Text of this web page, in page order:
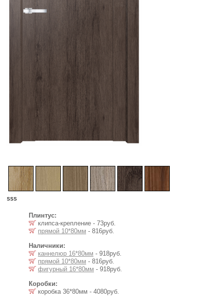
sss
Плинтус:
клипса-крепление - 73руб.
прямой 10*80мм - 816руб.
Наличники:
каннелюр 16*80мм - 918руб.
прямой 10*80мм - 816руб.
фигурный 16*80мм - 918руб.
Коробки:
коробка 36*80мм - 4080руб.